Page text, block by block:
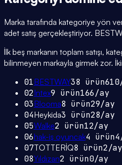
Marka tarafında kategoriye yön
adet satış gerçekleştiriyor.
İlk beş markanın toplam satışı,
bilinmeyen markayla girmek zor.
01BESTWAY38 ürün610
02Intex9 ürün166/ay
03Blooma8 ürün29/ay
04Heykida3 ürün28/ay
05Walke2 ürün12/ay
06hak-iş oyuncak4 ürün4
07TOTTERİQ8 ürün2/ay
08Yıldızan2 ürün0/ay